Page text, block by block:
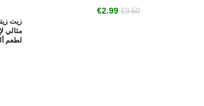
€3.50
€2.99
مثالي
لطعم